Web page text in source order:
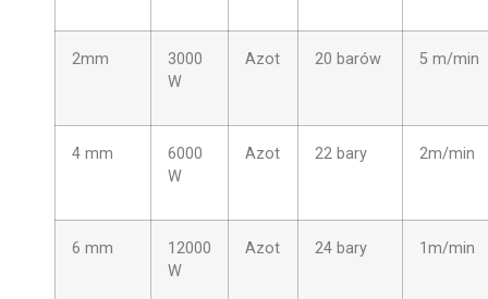
2mm
3000
W
Azot 20 barów 5 m/min
4 mm
6000
W
Azot 22 bary 2m/min
6 mm
12000
W
Azot 24 bary 1m/min